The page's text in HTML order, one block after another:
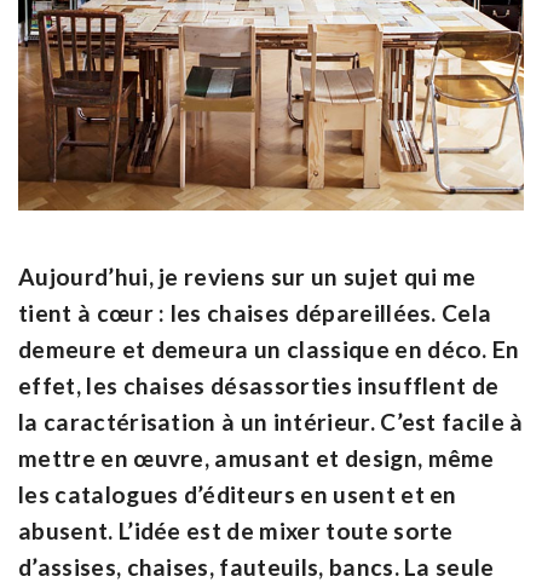
Aujourd’hui, je reviens sur un sujet qui me
tient à cœur : les chaises dépareillées. Cela
demeure et demeura un classique en déco. En
effet, les chaises désassorties insufflent de
la caractérisation à un intérieur. C’est facile à
mettre en œuvre, amusant et design, même
les catalogues d’éditeurs en usent et en
abusent. L’idée est de mixer toute sorte
d’assises, chaises, fauteuils, bancs. La seule